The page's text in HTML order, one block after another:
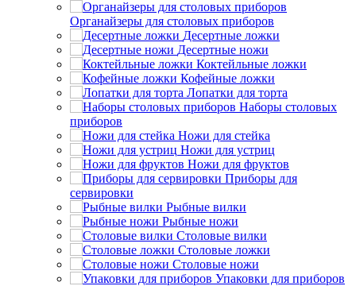
Органайзеры для столовых приборов
Десертные ложки
Десертные ножи
Коктейльные ложки
Кофейные ложки
Лопатки для торта
Наборы столовых
приборов
Ножи для стейка
Ножи для устриц
Ножи для фруктов
Приборы для
сервировки
Рыбные вилки
Рыбные ножи
Столовые вилки
Столовые ложки
Столовые ножи
Упаковки для приборов